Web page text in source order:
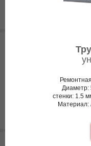
Диаметр:
стенки: 1.5
Материал: